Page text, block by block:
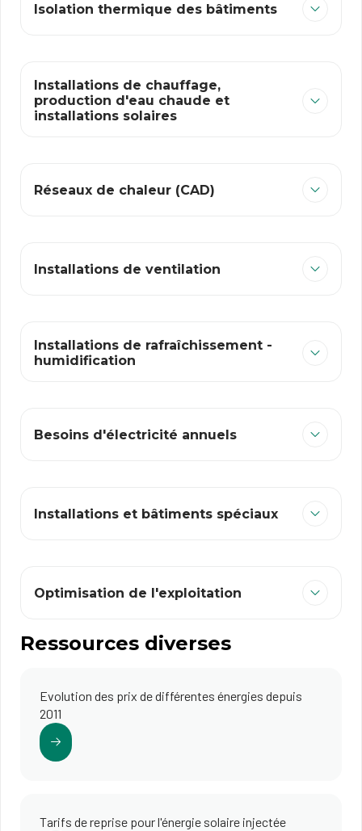
​Isolation thermique des bâtiments​ ​
​Installations de chauffage,
production d'eau chaude et
installations solaires​ ​
​Réseaux de chaleur (CAD)
Installations de ventilation​​
​Installations de rafraîchissement -
humidification​ ​
Besoins d'électricité annuels​
Installations et bâtiments spéciaux
Optimisation de l'exploitation
Ressources diverses
Evolution des prix de différentes énergies depuis
2011
Tarifs de reprise pour l'énergie solaire injectée